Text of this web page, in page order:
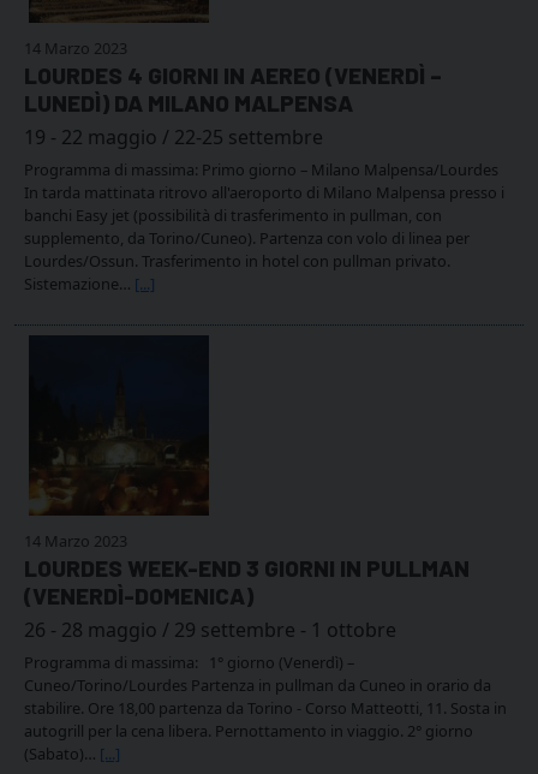
14 Marzo 2023
LOURDES 4 GIORNI IN AEREO (VENERDÌ –
LUNEDÌ) DA MILANO MALPENSA
19 - 22 maggio / 22-25 settembre
Programma di massima: Primo giorno – Milano Malpensa/Lourdes
In tarda mattinata ritrovo all'aeroporto di Milano Malpensa presso i
banchi Easy jet (possibilità di trasferimento in pullman, con
supplemento, da Torino/Cuneo). Partenza con volo di linea per
Lourdes/Ossun. Trasferimento in hotel con pullman privato.
Sistemazione… [...]
14 Marzo 2023
LOURDES WEEK-END 3 GIORNI IN PULLMAN
(VENERDÌ-DOMENICA)
26 - 28 maggio / 29 settembre - 1 ottobre
Programma di massima: 1° giorno (Venerdì) –
Cuneo/Torino/Lourdes Partenza in pullman da Cuneo in orario da
stabilire. Ore 18,00 partenza da Torino - Corso Matteotti, 11. Sosta in
autogrill per la cena libera. Pernottamento in viaggio. 2° giorno
(Sabato)… [...]